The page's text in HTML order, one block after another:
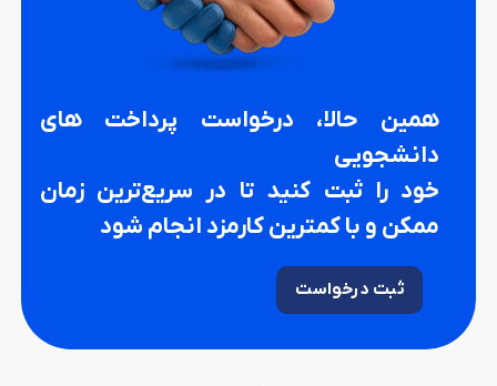
همین حالا، درخواست پرداخت های
دانشجویی
خود را ثبت کنید تا در سریع‌ترین زمان
ممکن و با کمترین کارمزد انجام شود
ثبت درخواست